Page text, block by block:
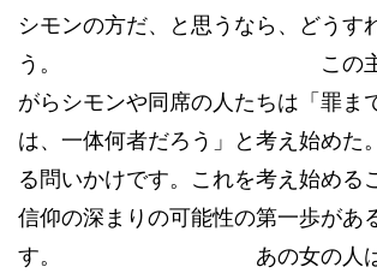
シモンの方だ、と思うなら、どうす
う。 この主イエ
がらシモンや同席の人たちは「罪ま
は、一体何者だろう」と考え始めた
る問いかけです。これを考え始める
信仰の深まりの可能性の第一歩があ
す。 あの女の人は、